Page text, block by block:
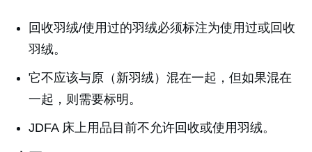
回收羽绒/使用过的羽绒必须标注为使用过或回收
羽绒。
它不应该与原（新羽绒）混在一起，但如果混在
一起，则需要标明。
JDFA 床上用品目前不允许回收或使用羽绒。